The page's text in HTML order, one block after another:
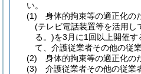
い。
(1)
身体的拘束等の適正化の
(テレビ電話装置等を活用し
る。)を3月に1回以上開催
て、介護従業者その他の従
(2)
身体的拘束等の適正化の
(3)
介護従業者その他の従業